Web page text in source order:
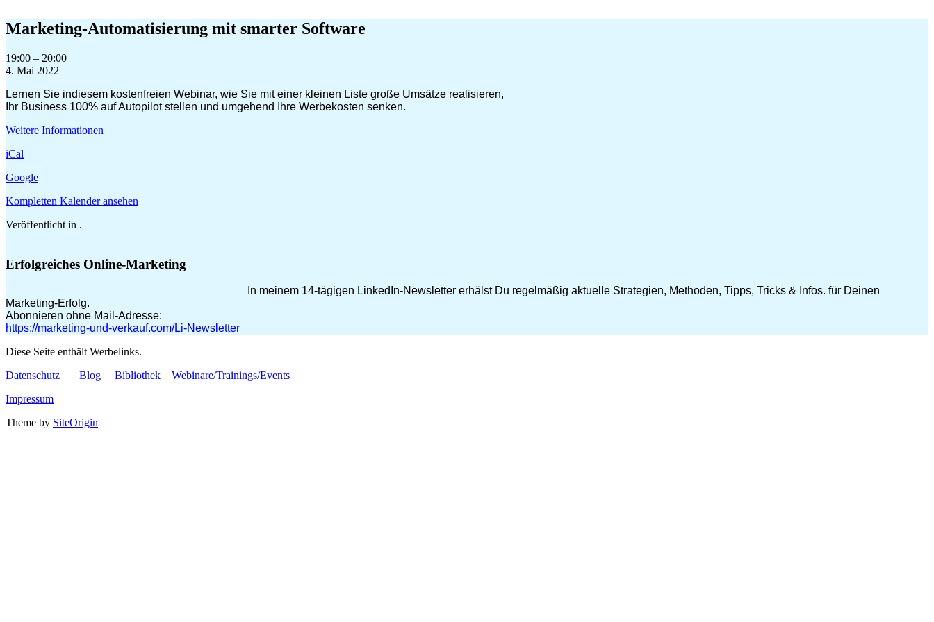
Inhalt
springen
Marketing-Automatisierung mit smarter Software
Marketing-
Automatisierung
smarter
Software
19:00 – 20:00
4. Mai 2022
Lernen Sie indiesem kostenfreien Webinar, wie Sie mit einer kleinen Liste große Umsätze realisieren,
Ihr Business 100% auf Autopilot stellen und umgehend Ihre Werbekosten senken.
Weitere Informationen
iCal
Google
Kompletten Kalender ansehen
Veröffentlicht in .
Erfolgreiches Online-Marketing
In meinem 14-tägigen LinkedIn-Newsletter erhälst Du regelmäßig aktuelle Strategien, Methoden, Tipps, Tricks & Infos. für Deinen
Marketing-Erfolg.
Abonnieren ohne Mail-Adresse:
https://marketing-und-verkauf.com/Li-Newsletter
Diese Seite enthält Werbelinks.
Datenschutz
Blog Bibliothek
Webinare/Trainings/Events
Impressum
Theme by SiteOrigin